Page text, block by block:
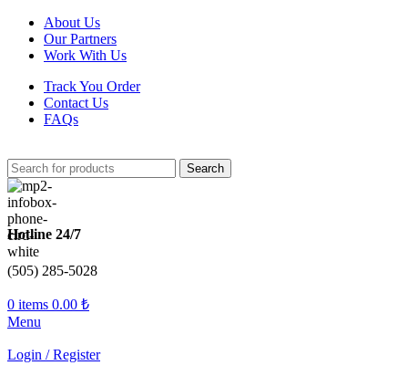
About Us
Our Partners
Work With Us
Track You Order
Contact Us
FAQs
Search
Hotline 24/7
(505) 285-5028
0 items 0.00 ₺
Menu
Login / Register